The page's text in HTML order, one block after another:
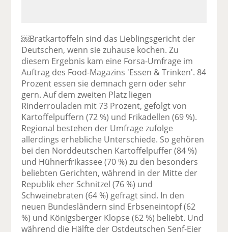
￼Bratkartoffeln sind das Lieblingsgericht der
Deutschen, wenn sie zuhause kochen. Zu
diesem Ergebnis kam eine Forsa-Umfrage im
Auftrag des Food-Magazins 'Essen & Trinken'. 84
Prozent essen sie demnach gern oder sehr
gern. Auf dem zweiten Platz liegen
Rinderrouladen mit 73 Prozent, gefolgt von
Kartoffelpuffern (72 %) und Frikadellen (69 %).
Regional bestehen der Umfrage zufolge
allerdings erhebliche Unterschiede. So gehören
bei den Norddeutschen Kartoffelpuffer (84 %)
und Hühnerfrikassee (70 %) zu den besonders
beliebten Gerichten, während in der Mitte der
Republik eher Schnitzel (76 %) und
Schweinebraten (64 %) gefragt sind. In den
neuen Bundesländern sind Erbseneintopf (62
%) und Königsberger Klopse (62 %) beliebt. Und
während die Hälfte der Ostdeutschen Senf-Eier